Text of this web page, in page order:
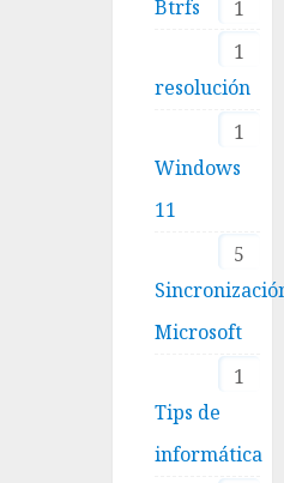
1
Btrfs
1
resolución
1
Windows
11
5
Microsoft
1
Tips de
informática